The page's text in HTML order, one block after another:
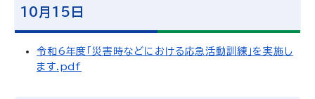
10月15日
令和6年度「災害時などにおける応急活動訓練」を実施し
ます.pdf